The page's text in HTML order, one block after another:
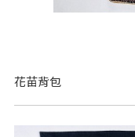
花苗背包